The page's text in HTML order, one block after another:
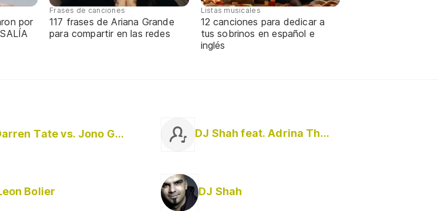
por
Frases de canciones
117 frases de Ariana Grande
para compartir en las redes
Listas musicales
12 canciones para dedicar a
tus sobrinos en español e
inglés
Darren Tate vs. Jono Grant DJ Shah feat. Adrina Thorpe
Bolier DJ Shah